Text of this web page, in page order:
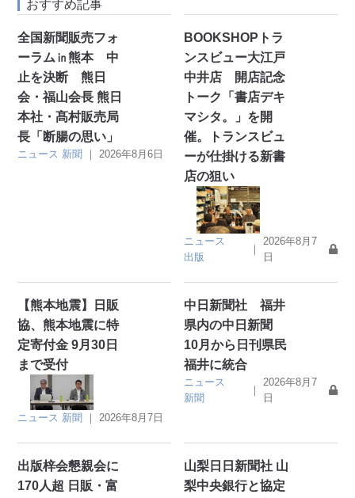
おすすめ記事
全国新聞販売フォ
ーラム㏌熊本 中
止を決断 熊日
会・福山会長 熊日
本社・髙村販売局
長「断腸の思い」
ニュース 新聞 ｜2026年8月6日
BOOKSHOPトラ
ンスビュー大江戸
中井店 開店記念
トーク「書店デキ
マシタ。」を開
催。トランスビュ
ーが仕掛ける新書
店の狙い
ニュース
出版
｜
2026年8月7
日
【熊本地震】日販
協、熊本地震に特
定寄付金 9月30日
まで受付
ニュース 新聞 ｜2026年8月7日
中日新聞社 福井
県内の中日新聞
10月から日刊県民
福井に統合
ニュース
新聞
｜
2026年8月7
日
出版梓会懇親会に
170人超 日販・富
山梨日日新聞社 山
梨中央銀行と協定